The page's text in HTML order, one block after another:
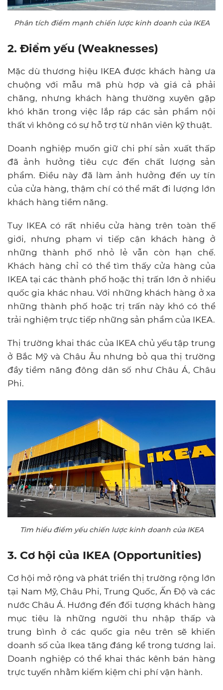
Phân tích điểm mạnh chiến lược kinh doanh của IKEA
2. Điểm yếu (Weaknesses)
Mặc dù thương hiệu IKEA được khách hàng ưa
chuộng với mẫu mã phù hợp và giá cả phải
chăng, nhưng khách hàng thường xuyên gặp
khó khăn trong việc lắp ráp các sản phẩm nội
thất vì không có sự hỗ trợ từ nhân viên kỹ thuật.
Doanh nghiệp muốn giữ chi phí sản xuất thấp
đã ảnh hưởng tiêu cực đến chất lượng sản
phẩm. Điều này đã làm ảnh hưởng đến uy tín
của cửa hàng, thậm chí có thể mất đi lượng lớn
khách hàng tiềm năng.
Tuy IKEA có rất nhiều cửa hàng trên toàn thế
giới, nhưng phạm vi tiếp cận khách hàng ở
những thành phố nhỏ lẻ vẫn còn hạn chế.
Khách hàng chỉ có thể tìm thấy cửa hàng của
IKEA tại các thành phố hoặc thị trấn lớn ở nhiều
quốc gia khác nhau. Với những khách hàng ở xa
những thành phố hoặc trị trấn này khó có thể
trải nghiệm trực tiếp những sản phẩm của IKEA.
Thị trường khai thác của IKEA chủ yếu tập trung
ở Bắc Mỹ và Châu Âu nhưng bỏ qua thị trường
đầy tiềm năng đông dân số như Châu Á, Châu
Phi.
Tìm hiểu điểm yếu chiến lược kinh doanh của IKEA
3. Cơ hội của IKEA (Opportunities)
Cơ hội mở rộng và phát triển thị trường rộng lớn
tại Nam Mỹ, Châu Phi, Trung Quốc, Ấn Độ và các
nước Châu Á. Hướng đến đối tượng khách hàng
mục tiêu là những người thu nhập thấp và
trung bình ở các quốc gia nêu trên sẽ khiến
doanh số của Ikea tăng đáng kể trong tương lai.
Doanh nghiệp có thể khai thác kênh bán hàng
trực tuyến nhằm kiếm kiệm chi phí vận hành.